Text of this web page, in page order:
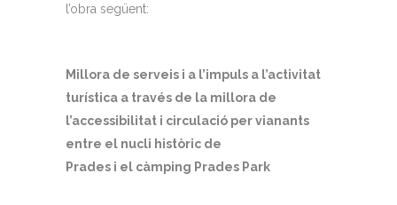
l’obra següent:
Millora de serveis i a l’impuls a l’activitat
turística a través de la millora de
l’accessibilitat i circulació per vianants
entre el nucli històric de
Prades i el càmping Prades Park